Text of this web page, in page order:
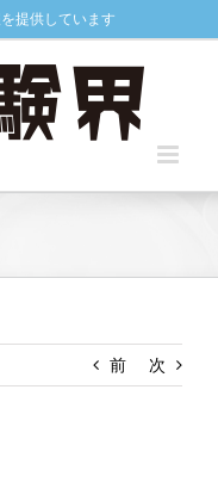
提供しています
前 次